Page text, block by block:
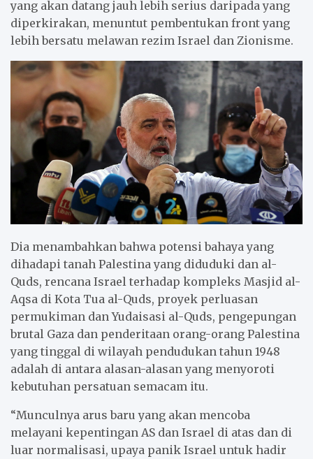
yang akan datang jauh lebih serius daripada yang
diperkirakan, menuntut pembentukan front yang
lebih bersatu melawan rezim Israel dan Zionisme.
Dia menambahkan bahwa potensi bahaya yang
dihadapi tanah Palestina yang diduduki dan al-
Quds, rencana Israel terhadap kompleks Masjid al-
Aqsa di Kota Tua al-Quds, proyek perluasan
permukiman dan Yudaisasi al-Quds, pengepungan
brutal Gaza dan penderitaan orang-orang Palestina
yang tinggal di wilayah pendudukan tahun 1948
adalah di antara alasan-alasan yang menyoroti
kebutuhan persatuan semacam itu.
“Munculnya arus baru yang akan mencoba
melayani kepentingan AS dan Israel di atas dan di
luar normalisasi, upaya panik Israel untuk hadir